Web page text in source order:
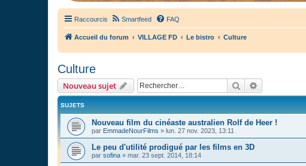
Raccourcis Smartfeed FAQ
Accueil du forum VILLAGE FD Le bistro Culture
Culture
Nouveau sujet Rechercher
SUJETS
Nouveau film du cinéaste australien Rolf de Heer !
par EmmadeNourFilms » lun. 27 nov. 2023, 13:11
Le peu d'utilité prodigué par les films en 3D
par sofina » mar. 23 sept. 2014, 18:14